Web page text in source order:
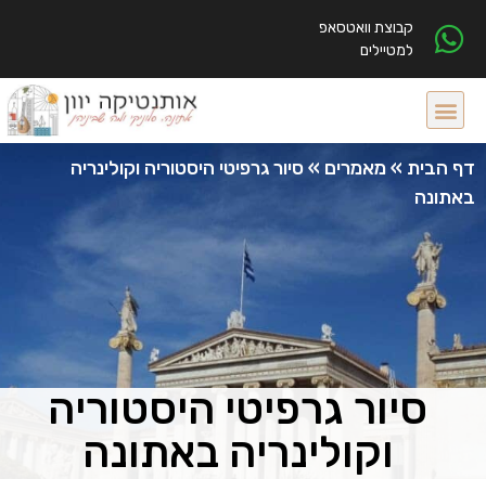
קבוצת וואטסאפ
למטיילים
דף הבית »מאמרים »סיור גרפיטי היסטוריה וקולינריה
באתונה
סיור גרפיטי היסטוריה
וקולינריה באתונה